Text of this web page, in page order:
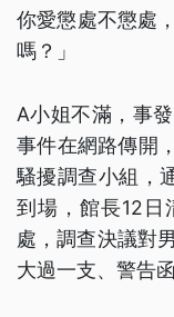
你愛懲處不懲處
嗎？」
A小姐不滿，事
事件在網路傳開
騷擾調查小組，
到場，館長12日
處，調查決議對
大過一支、警告函